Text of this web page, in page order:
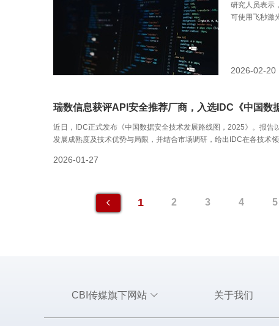
研究人员表示
可使用飞秒激
2026-02-20
瑞数信息获评API安全推荐厂商，入选IDC《中国数
近日，IDC正式发布《中国数据安全技术发展路线图，2025》。报告
发展成熟度及技术优势与局限，并结合市场调研，给出IDC在各技术
2026-01-27
1 2 3 4 5
CBI传媒旗下网站 关于我们